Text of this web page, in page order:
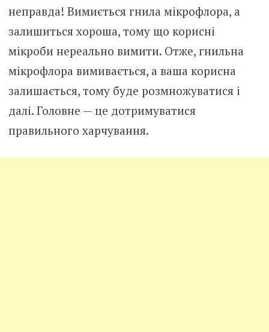
неправда! Вимиється гнила мікрофлора, а
залишиться хороша, тому що корисні
мікроби нереально вимити. Отже, гнильна
мікрофлора вимивається, а ваша корисна
залишається, тому буде розмножуватися і
далі. Головне — це дотримуватися
правильного харчування.